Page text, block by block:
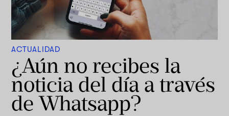
ACTUALIDAD
¿Aún no recibes la
noticia del día a través
de Whatsapp?